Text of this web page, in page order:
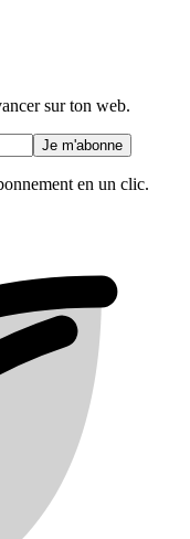
sur ton web.
Je m'abonne
en un clic.